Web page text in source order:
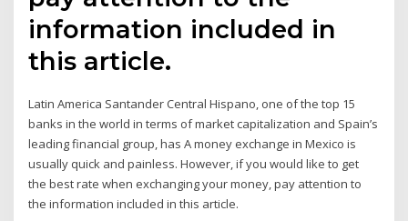
information included in
this article.
Latin America Santander Central Hispano, one of the top 15
banks in the world in terms of market capitalization and Spain’s
leading financial group, has A money exchange in Mexico is
usually quick and painless. However, if you would like to get
the best rate when exchanging your money, pay attention to
the information included in this article.